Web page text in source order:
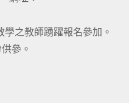
之教師踴躍報名參加。
參。